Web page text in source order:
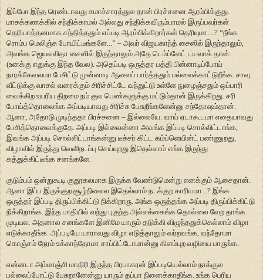
இப்போ இந்த ரெண்டாவது சமாச்சாரத்துல தான் பிரச்சனை ஆரம்பிக்குது.
மாசக்கணக்கில் சந்திக்காமல் அல்லது சந்திக்கவிரும்பாமல் இருப்பவர்கள்
தெரியாத்தனமாக சந்தித்ததும் எப்படி ஆரம்பிக்கிறார்கள் தெரியுமா....? “நீங்க
ரொம்ப மெலிஞ்சு போயிட்டீங்களே...” – அவர் விஜயகாந்த் சைஸில் இருந்தாலும்,
அவங்க ஜெயலலிதா சைஸில் இருந்தாலும் அதே டெம்ப்ளேட் டயலாக் தான்.
(உனக்கு எதுக்கு இந்த வேல). அதெப்படி ஒருத்தர பத்தி பின்னாடிப்போய்
நாரக்கேவலமா பேசிட்டு முன்னாடி ஆளைப் பார்த்ததும் பல்லைக்காட்டுறீங்க. சாவு
வீட்டுக்கு வாசல் வரைக்கும் சிரிச்சிட்டே வந்துட்டு உள்ளே நுழைஞ்சதும் ஒப்பாரி
வைக்கிற உயரிய திறமை நம் குல பெண்களுக்கு மட்டும்தான் இருக்கிறது. சரி
போய்த்தொலைங்க அப்படியாவது சிரிச்சு பேசுறீங்களேன்னு சந்தோஷம்தான்.
ஆனா, அதோடு முடிந்ததா பிரச்சனை – இல்லையே. வாய் ஏடாகூடமா எதையாவது
பேசித்தொலைக்குதே. அப்படி இல்லைன்னா அவங்க இப்படி சொல்லிட்டாங்க,
இவங்க அப்படி சொல்லிட்டாங்கன்னு டீச்சர் கிட்ட கம்ப்ளெயின்ட் பண்ணுறது,
விழாவில் இருந்து வெளிநடப்பு செய்யுறது இதெல்லாம் எங்க இருந்து
கத்துக்கிட்டீங்க சனங்களே.
குடும்பம் ஒன்றுகூடி குதூகலமாக இருக்க வேண்டுமென்று எனக்கும் ஆசைதான்.
ஆனா இப்ப இருக்குற சூழ்நிலைல இதெல்லாம் நடக்குற காரியமா...? இங்க
ஒருத்தர் இப்படி திருப்பிக்கிட்டு நிக்கிறாரு. அங்க ஒருத்தங்க அப்படி திருப்பிக்கிட்டு
நிக்கிறாங்க. இந்த பாதியில் வந்து புகுந்த அல்லக்கைங்க தொல்லை வேற தாங்க
முடியல. அதனால சனங்களே இனிமே யாரும் தடுக்கி விழுந்ததுக்கெல்லாம் விழா
எடுக்காதீங்க. அப்படியே யாராவது விழா எடுத்தாலும் வர்றவங்க, வந்தோமா
கொஞ்சம் நேரம் உக்காந்தோமா சாப்பிட்டோமான்னு கிளம்புற வழியை பாருங்க.
என்னடா அம்மாஞ்சி மாதிரி இருந்த பிரபாகரன் இப்படியெல்லாம் நாக்குல
பல்லைப்போட்டு பேசுறானேன்னு யாரும் தப்பா நினைக்காதீங்க. உங்க பெரிய